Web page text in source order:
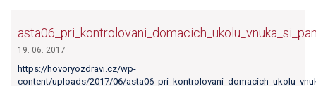
19. 06. 2017
https://hovoryozdravi.cz/wp-
content/uploads/2017/06/